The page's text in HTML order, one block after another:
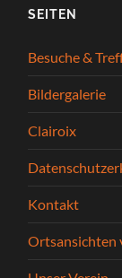
SEITEN
Besuche &
Bildergalerie
Clairoix
Kontakt
Ortsansichten